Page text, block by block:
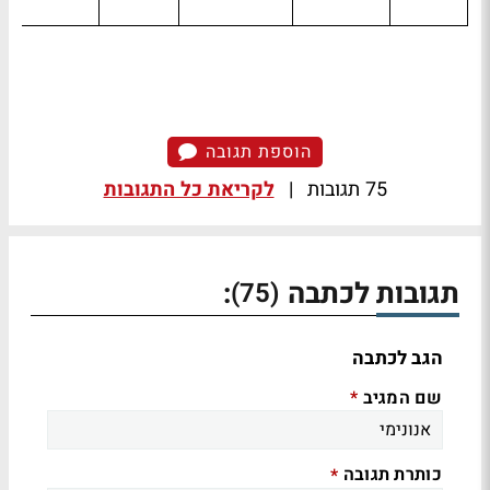
הוספת תגובה
75 תגובות | לקריאת כל התגובות
תגובות לכתבה (75)
:
הגב לכתבה
שם המגיב *
כותרת תגובה *